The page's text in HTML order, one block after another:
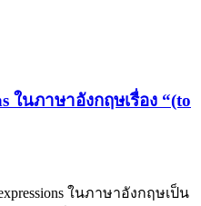
ในภาษาอังกฤษเรื่อง “(to
ในภาษาอังกฤษเป็น